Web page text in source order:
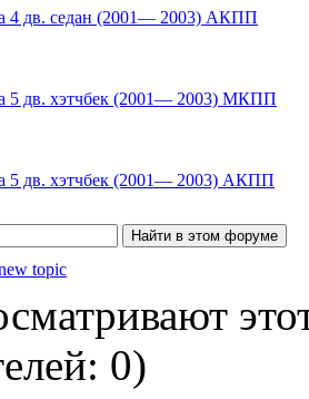
4 дв. седан (2001— 2003) AКПП
5 дв. хэтчбек (2001— 2003) MКПП
5 дв. хэтчбек (2001— 2003) AКПП
0)